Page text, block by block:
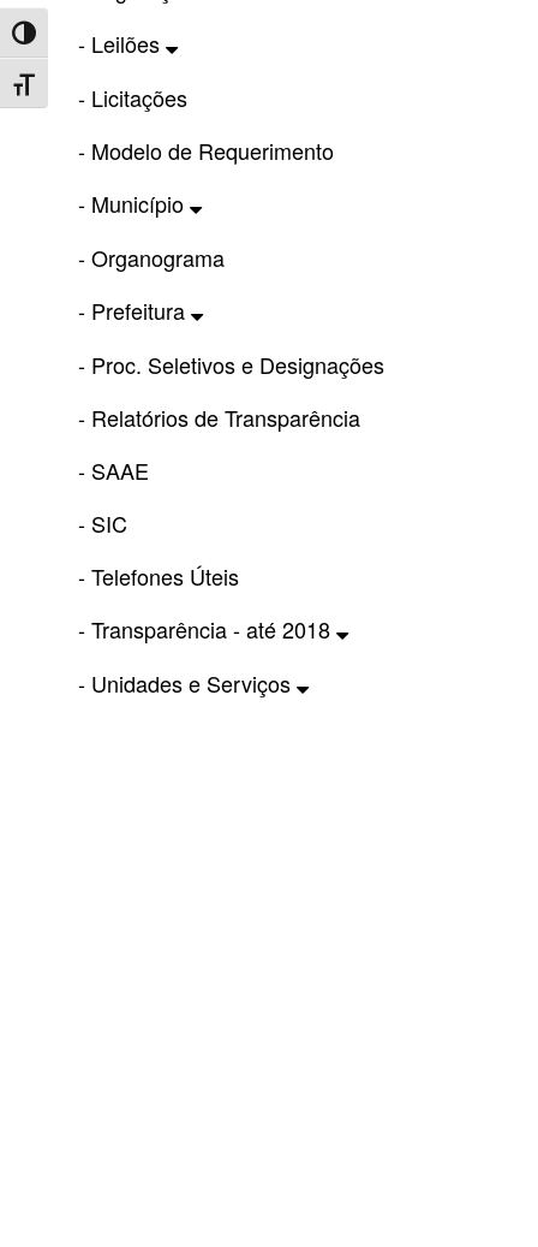
Toggle High Contrast
Toggle Font size
- Leilões
- Licitações
- Modelo de Requerimento
- Município
- Organograma
- Prefeitura
- Proc. Seletivos e Designações
- Relatórios de Transparência
- SAAE
- SIC
- Telefones Úteis
- Transparência - até 2018
- Unidades e Serviços